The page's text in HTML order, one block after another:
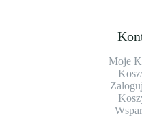
Moje